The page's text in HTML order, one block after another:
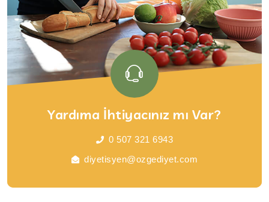
Yardıma İhtiyacınız mı Var?
0 507 321 6943
diyetisyen@ozgediyet.com